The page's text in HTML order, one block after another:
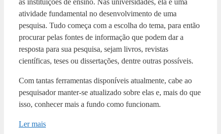
as instituições de ensino. Nas universidades, ela é uma
atividade fundamental no desenvolvimento de uma
pesquisa. Tudo começa com a escolha do tema, para então
procurar pelas fontes de informação que podem dar a
resposta para sua pesquisa, sejam livros, revistas
científicas, teses ou dissertações, dentre outras possíveis.
Com tantas ferramentas disponíveis atualmente, cabe ao
pesquisador manter-se atualizado sobre elas e, mais do que
isso, conhecer mais a fundo como funcionam.
Ler mais